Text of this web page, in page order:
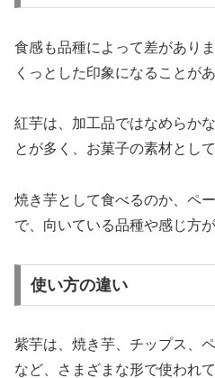
食感も品種によって差があり
くっとした印象になることがあ
紅芋は、加工品ではなめらか
とが多く、お菓子の素材とし
焼き芋として食べるのか、ペ
で、向いている品種や感じ方
使い方の違い
紫芋は、焼き芋、チップス、
など、さまざまな形で使われて